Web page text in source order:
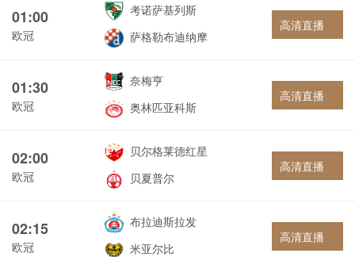
01:00
欧冠
考诺萨基列斯
萨格勒布迪纳摩
高清直播
01:30
欧冠
奈梅亨
奥林匹亚科斯
高清直播
02:00
欧冠
贝尔格莱德红星
贝夏普尔
高清直播
02:15
欧冠
布拉迪斯拉发
米亚尔比
高清直播